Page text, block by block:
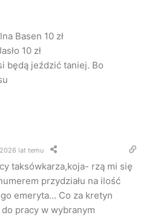
Basen 10 zł
10 zł
będą jeździć taniej. Bo
2026 lat temu
taksówkarza,koja- rzą mi się
przydziału na ilość
emeryta… Co za kretyn
pracy w wybranym